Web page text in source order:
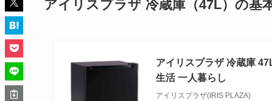
アイリスプラザ 冷蔵庫（47L）の基
アイリスプラザ 冷蔵庫
生活 一人暮らし
アイリスプラザ(IRIS PLAZA)